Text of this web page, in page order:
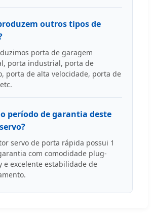
outros tipos de
porta de garagem
porta industrial, porta de
porta de alta velocidade, porta de
período de garantia deste
servo de porta rápida possui 1
com comodidade plug-
e excelente estabilidade de